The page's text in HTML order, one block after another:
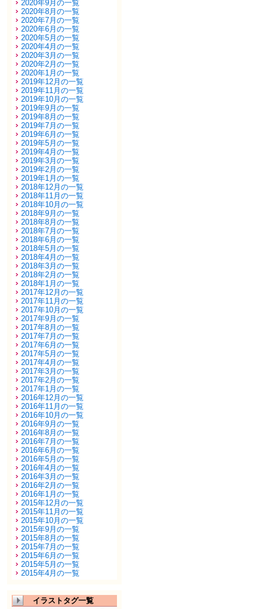
2020年9月の一覧
2020年8月の一覧
2020年7月の一覧
2020年6月の一覧
2020年5月の一覧
2020年4月の一覧
2020年3月の一覧
2020年2月の一覧
2020年1月の一覧
2019年12月の一覧
2019年11月の一覧
2019年10月の一覧
2019年9月の一覧
2019年8月の一覧
2019年7月の一覧
2019年6月の一覧
2019年5月の一覧
2019年4月の一覧
2019年3月の一覧
2019年2月の一覧
2019年1月の一覧
2018年12月の一覧
2018年11月の一覧
2018年10月の一覧
2018年9月の一覧
2018年8月の一覧
2018年7月の一覧
2018年6月の一覧
2018年5月の一覧
2018年4月の一覧
2018年3月の一覧
2018年2月の一覧
2018年1月の一覧
2017年12月の一覧
2017年11月の一覧
2017年10月の一覧
2017年9月の一覧
2017年8月の一覧
2017年7月の一覧
2017年6月の一覧
2017年5月の一覧
2017年4月の一覧
2017年3月の一覧
2017年2月の一覧
2017年1月の一覧
2016年12月の一覧
2016年11月の一覧
2016年10月の一覧
2016年9月の一覧
2016年8月の一覧
2016年7月の一覧
2016年6月の一覧
2016年5月の一覧
2016年4月の一覧
2016年3月の一覧
2016年2月の一覧
2016年1月の一覧
2015年12月の一覧
2015年11月の一覧
2015年10月の一覧
2015年9月の一覧
2015年8月の一覧
2015年7月の一覧
2015年6月の一覧
2015年5月の一覧
2015年4月の一覧
イラストタグ一覧